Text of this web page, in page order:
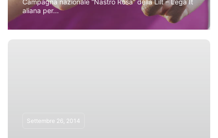
aliana per...
Settembre 26, 2014